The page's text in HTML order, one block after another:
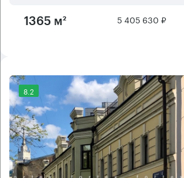
1365 м² 5 405 630 ₽
8.2